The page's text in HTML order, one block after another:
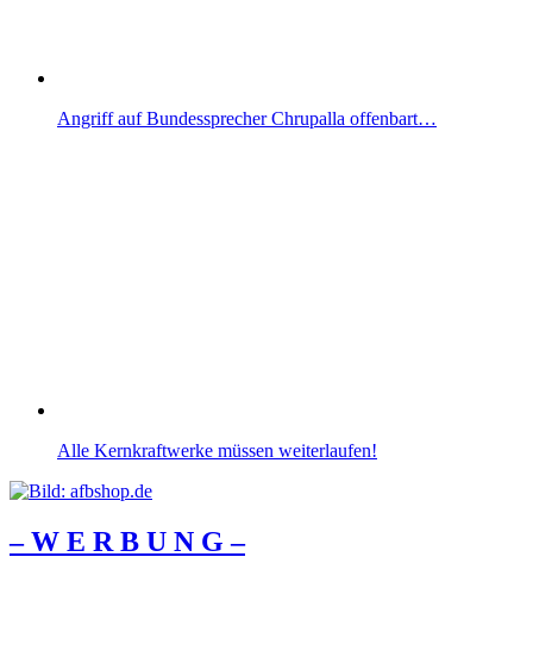
Angriff auf Bundessprecher Chrupalla offenbart…
Alle Kernkraftwerke müssen weiterlaufen!
– W Ε R Β U Ν G –